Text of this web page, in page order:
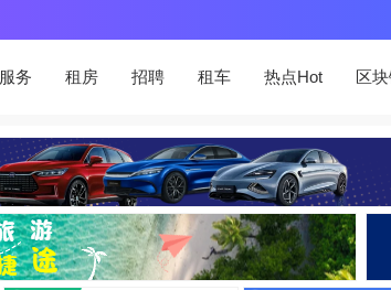
服务 租房 招聘 租车 热点Hot 区